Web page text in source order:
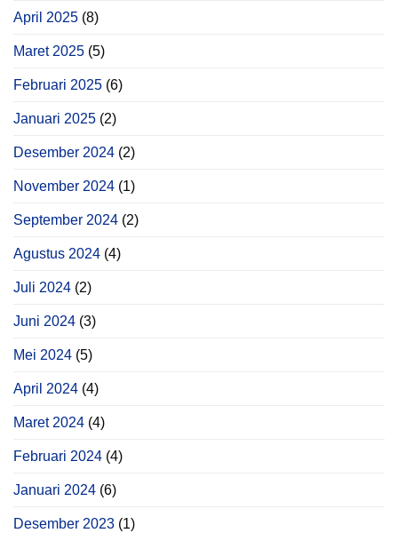
April 2025 (8)
Maret 2025 (5)
Februari 2025 (6)
Januari 2025 (2)
Desember 2024 (2)
November 2024 (1)
September 2024 (2)
Agustus 2024 (4)
Juli 2024 (2)
Juni 2024 (3)
Mei 2024 (5)
April 2024 (4)
Maret 2024 (4)
Februari 2024 (4)
Januari 2024 (6)
Desember 2023 (1)